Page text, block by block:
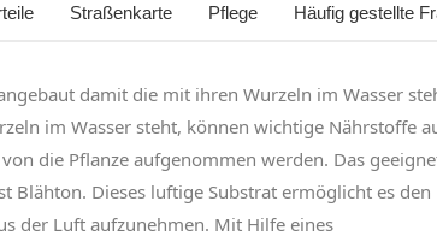
damit die mit ihren Wurzeln im Wasser
im Wasser steht, können wichtige Nährstoffe
die Pflanze aufgenommen werden. Das
Blähton. Dieses luftige Substrat ermöglicht es den
der Luft aufzunehmen. Mit Hilfe eines
Straßenkarte Pflege Häufig gestellte